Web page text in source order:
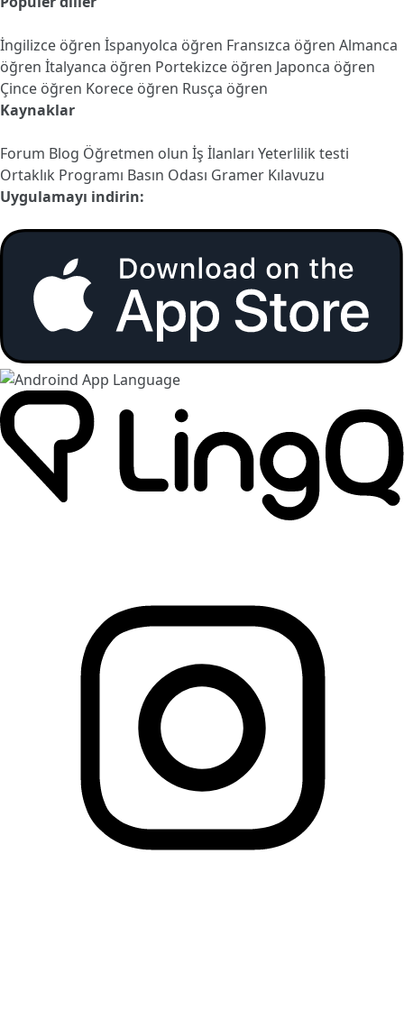
İngilizce öğren İspanyolca öğren Fransızca öğren Almanca
öğren İtalyanca öğren Portekizce öğren Japonca öğren
Çince öğren Korece öğren Rusça öğren
Kaynaklar
Forum Blog Öğretmen olun İş İlanları Yeterlilik testi
Ortaklık Programı Basın Odası Gramer Kılavuzu
Uygulamayı indirin: